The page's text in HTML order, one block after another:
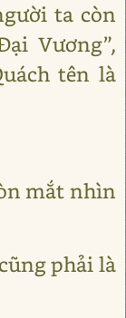
ta còn
Vương”,
tên là
mắt nhìn
phải là